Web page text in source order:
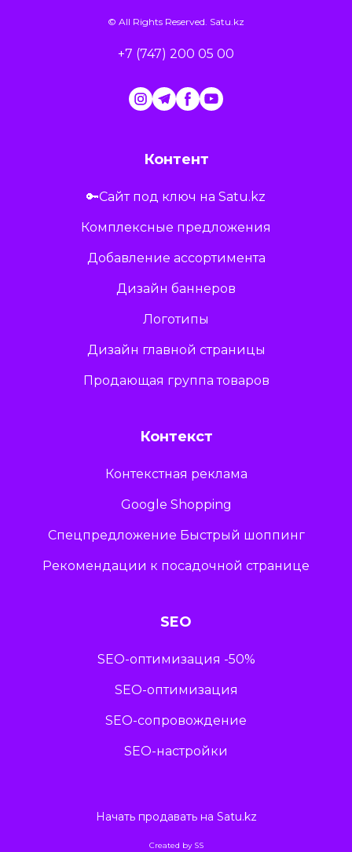
© All Rights Reserved. Satu.kz
+7 (747) 200 05 00
Контент
🔑Сайт под ключ на Satu.kz
Комплексные предложения
Добавление ассортимента
Дизайн баннеров
Логотипы
Дизайн главной страницы
Продающая группа товаров
Контекст
Контекстная реклама
Google Shopping
Спецпредложение Быстрый шоппинг
Рекомендации к посадочной странице
SEO
SEO-оптимизация -50%
SEO-оптимизация
SEO-сопровождение
SEO-настройки
Начать продавать на Satu.kz
Created by SS